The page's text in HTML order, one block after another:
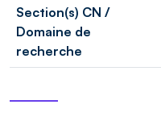
Section(s) CN /
Domaine de
recherche